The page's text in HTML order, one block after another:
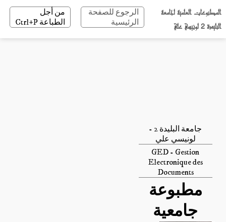
المطبوعات العلمية لجامعة
البليدة 2 لونيسي علي
الرجوع للصفحة
الرئيسية
من أجل
الطباعة Ctrl+P
جامعة البليدة 2 -
لونيسي علي
GED - Gestion
Electronique des
Documents
مطبوعة
جامعية